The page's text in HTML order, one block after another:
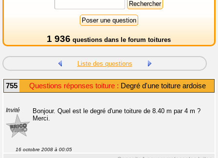
1 936 questions dans le forum toitures
Liste des questions
755 Questions réponses toiture : Degré d'une toiture ardoise
Invité
Bonjour. Quel est le degré d'une toiture de 8.40 m par 4 m ?
Merci.
16 octobre 2008 à 00:05